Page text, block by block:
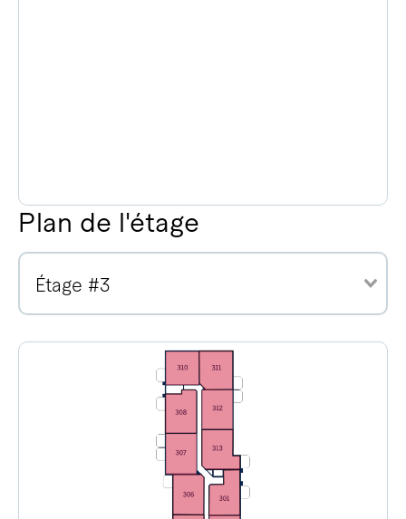
Plan de l'étage
Étage #3